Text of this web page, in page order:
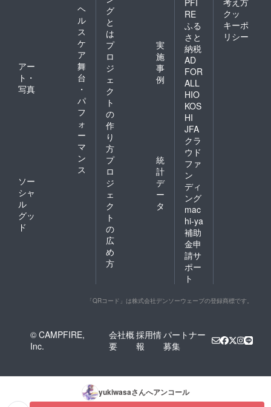
ヘ
ル
ス
ケ
ア
アー
ト・
写真
舞
台
・
パ
フ
ォ
ー
マ
ン
ス
ソー
シャ
ル
グッ
ド
グ
と
は
プ
ロ
ジ
ェ
ク
ト
の
作
り
方
実
施
事
例
プ
ロ
ジ
ェ
ク
ト
の
広
め
方
統
計
デ
ー
タ
RE
ふる
さと
納税
AD
FOR
ALL
HIO
KOS
HI
JFA
クラ
ウド
ファ
ン
ディ
ング
mac
hi-ya
補助
金申
請サ
ポー
ト
クッ
キーポ
リシー
「QRコード」は株式会社デンソーウェーブの登録商標です。
© CAMPFIRE,
Inc.
会社概
要
採用情
報
パートナー
募集
yukiwasaさんへアンコール